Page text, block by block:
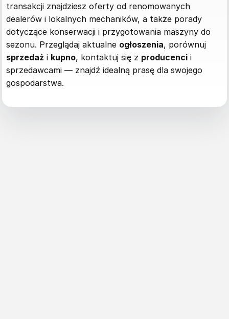
transakcji znajdziesz oferty od renomowanych
dealerów i lokalnych mechaników, a także porady
dotyczące konserwacji i przygotowania maszyny do
sezonu. Przeglądaj aktualne ogłoszenia, porównuj
sprzedaż i kupno, kontaktuj się z producenci i
sprzedawcami — znajdź idealną prasę dla swojego
gospodarstwa.